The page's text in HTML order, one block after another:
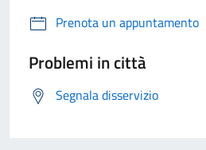
Prenota un appuntamento
Problemi in città
Segnala disservizio